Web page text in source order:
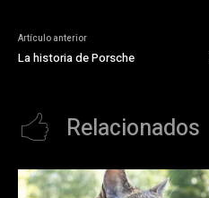
Artículo anterior
La historia de Porsche
Relacionados